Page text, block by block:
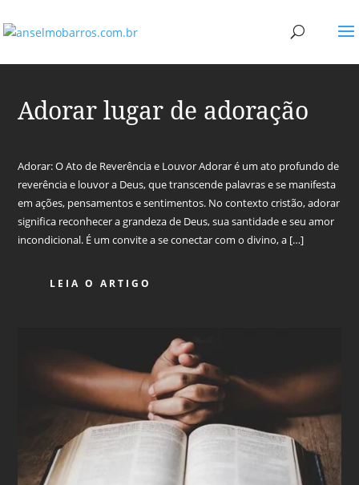
Adorar lugar de adoração
Adorar: O Ato de Reverência e Louvor Adorar é um ato profundo de
reverência e louvor a Deus, que transcende palavras e se manifesta
em ações, pensamentos e sentimentos. No contexto cristão, adorar
significa reconhecer a grandeza de Deus, sua santidade e seu amor
incondicional. É um convite a se conectar com o divino, a […]
LEIA O ARTIGO